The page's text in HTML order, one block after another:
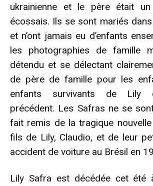
ukrainienne et le père était
écossais. Ils se sont mariés
et n’ont jamais eu d’enfants
les photographies de famille
détendu et se délectant
de père de famille pour les
enfants survivants de Lily
précédent. Les Safras ne se
fait remis de la tragique
fils de Lily, Claudio, et de leur
accident de voiture au Brésil en
Lily Safra est décédée cet été